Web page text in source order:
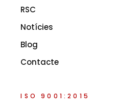
RSC
Notícies
Blog
Contacte
ISO 9001:2015